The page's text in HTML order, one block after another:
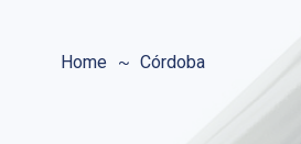
Home Córdoba